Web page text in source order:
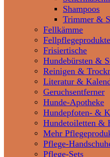
Shampoos
Trimmer &
Fellkämme
Fellpflegeprodukte
Frisiertische
Hundebürsten &
Reinigen &
Literatur &
Geruchsentferner
Hunde-Apotheke
Hundepfoten- &
Hundetoiletten &
Mehr
Pflege-
Pflege-Sets